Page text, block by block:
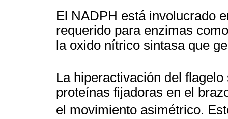
El NADPH está involucrado
requerido para enzimas
la oxido nítrico sintasa que
La hiperactivación del
proteínas fijadoras en el
el movimiento asimétrico.